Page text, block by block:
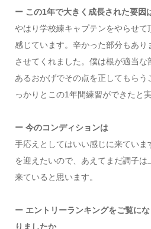
ー この1年で大きく成長された要因
やはり学校練キャプテンをやらせて
感じています。辛かった部分もあ
させてくれました。僕は根が適当
あるおかげでその点を正してもらう
っかりとこの1年間練習ができたと
ー 今のコンディションは
手応えとしてはいい感じに来ていま
を迎えたいので、あえてまだ調子は
来ていると思います。
ー エントリーランキングをご覧に
りましたか